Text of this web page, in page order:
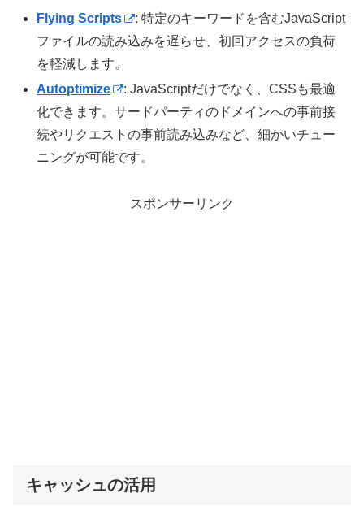
Flying Scripts
: 特定のキーワードを含むJavaScript
ファイルの読み込みを遅らせ、初回アクセスの負荷
を軽減します。
Autoptimize
: JavaScriptだけでなく、CSSも最適
化できます。サードパーティのドメインへの事前接
続やリクエストの事前読み込みなど、細かいチュー
ニングが可能です。
スポンサーリンク
キャッシュの活用